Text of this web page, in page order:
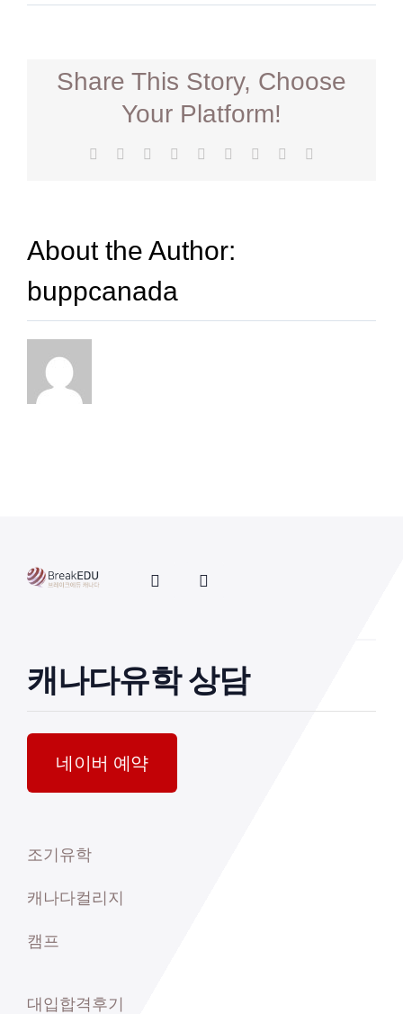
Aston
Share This Story, Choose
Your Platform!
Facebook
TwitterReddit LinkedInWhatsApp
TumblrPinterest
About the Author:
buppcanada
캐나다유학 상담
네이버 예약
조기유학
캐나다컬리지
캠프
대입합격후기